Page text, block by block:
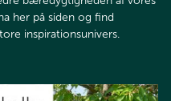
her på siden og find
inspirationsunivers.